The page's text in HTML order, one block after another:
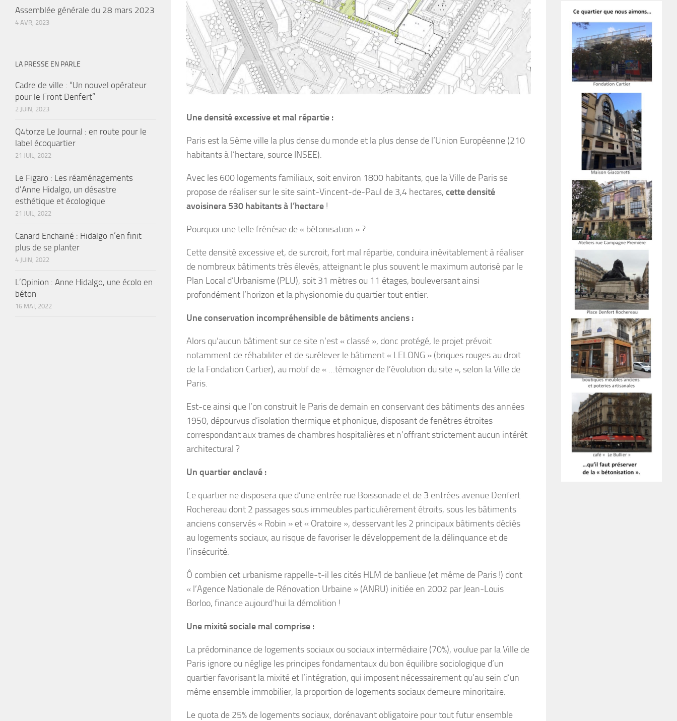
Une densité excessive et mal répartie :
Paris est la 5ème ville la plus dense du monde et la plus dense de l’Union Européenne (210
habitants à l’hectare, source INSEE).
Avec les 600 logements familiaux, soit environ 1800 habitants, que la Ville de Paris se
propose de réaliser sur le site saint-Vincent-de-Paul de 3,4 hectares, cette densité
avoisinera 530 habitants à l’hectare !
Pourquoi une telle frénésie de « bétonisation » ?
Cette densité excessive et, de surcroit, fort mal répartie, conduira inévitablement à réaliser
de nombreux bâtiments très élevés, atteignant le plus souvent le maximum autorisé par le
Plan Local d’Urbanisme (PLU), soit 31 mètres ou 11 étages, bouleversant ainsi
profondément l’horizon et la physionomie du quartier tout entier.
Une conservation incompréhensible de bâtiments anciens :
Alors qu’aucun bâtiment sur ce site n’est « classé », donc protégé, le projet prévoit
notamment de réhabiliter et de surélever le bâtiment « LELONG » (briques rouges au droit
de la Fondation Cartier), au motif de « …témoigner de l’évolution du site », selon la Ville de
Paris.
Est-ce ainsi que l’on construit le Paris de demain en conservant des bâtiments des années
1950, dépourvus d’isolation thermique et phonique, disposant de fenêtres étroites
correspondant aux trames de chambres hospitalières et n’offrant strictement aucun intérêt
architectural ?
Un quartier enclavé :
Ce quartier ne disposera que d’une entrée rue Boissonade et de 3 entrées avenue Denfert
Rochereau dont 2 passages sous immeubles particulièrement étroits, sous les bâtiments
anciens conservés « Robin » et « Oratoire », desservant les 2 principaux bâtiments dédiés
au logements sociaux, au risque de favoriser le développement de la délinquance et de
l’insécurité.
Ô combien cet urbanisme rappelle-t-il les cités HLM de banlieue (et même de Paris !) dont
« l’Agence Nationale de Rénovation Urbaine » (ANRU) initiée en 2002 par Jean-Louis
Borloo, finance aujourd’hui la démolition !
Une mixité sociale mal comprise :
La prédominance de logements sociaux ou sociaux intermédiaire (70%), voulue par la Ville de
Paris ignore ou néglige les principes fondamentaux du bon équilibre sociologique d’un
quartier favorisant la mixité et l’intégration, qui imposent nécessairement qu’au sein d’un
même ensemble immobilier, la proportion de logements sociaux demeure minoritaire.
Le quota de 25% de logements sociaux, dorénavant obligatoire pour tout futur ensemble
Assemblée générale du 28 mars 2023
4 AVR, 2023
LA PRESSE EN PARLE
Cadre de ville : “Un nouvel opérateur
pour le Front Denfert”
2 JUIN, 2023
Q4torze Le Journal : en route pour le
label écoquartier
21 JUIL, 2022
Le Figaro : Les réaménagements
d’Anne Hidalgo, un désastre
esthétique et écologique
21 JUIL, 2022
Canard Enchainé : Hidalgo n’en finit
plus de se planter
4 JUIN, 2022
L’Opinion : Anne Hidalgo, une écolo en
béton
16 MAI, 2022